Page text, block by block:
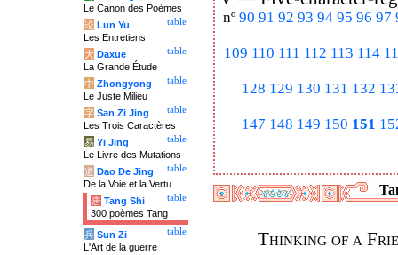
nº 90 91 92 93 94 95 96 97
109 110 111 112 113 114
128 129 130 131 132
147 148 149 150 151
Thinking of a
Le Canon des Poèmes
table
论 Lun Yu
Les Entretiens
table
大 Daxue
La Grande Étude
table
中 Zhongyong
Le Juste Milieu
table
字 San Zi Jing
Les Trois Caractères
table
易 Yi Jing
Le Livre des Mutations
table
道 Dao De Jing
De la Voie et la Vertu
table
唐 Tang Shi
300 poèmes Tang
table
兵 Sun Zi
L'Art de la guerre